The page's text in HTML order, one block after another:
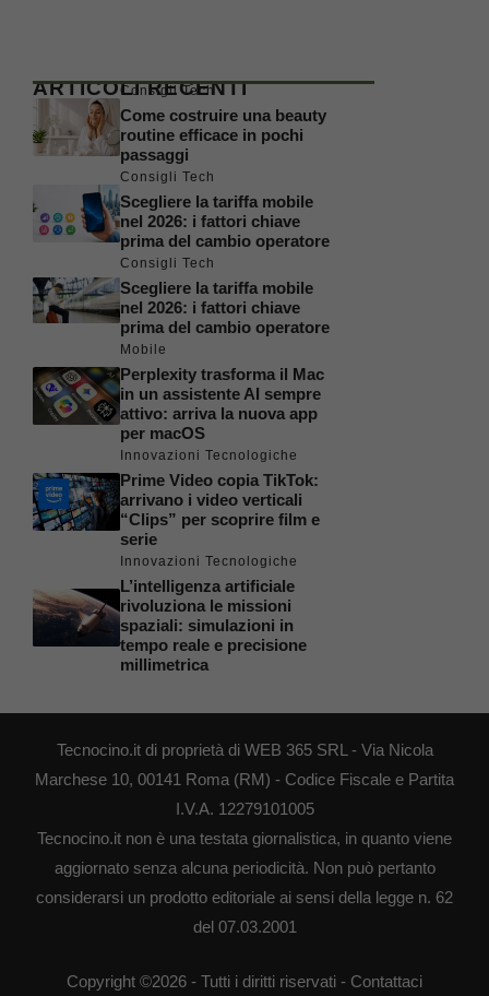
ARTICOLI RECENTI
Consigli Tech
Come costruire una beauty
routine efficace in pochi
passaggi
Consigli Tech
Scegliere la tariffa mobile
nel 2026: i fattori chiave
prima del cambio operatore
Consigli Tech
Scegliere la tariffa mobile
nel 2026: i fattori chiave
prima del cambio operatore
Mobile
Perplexity trasforma il Mac
in un assistente AI sempre
attivo: arriva la nuova app
per macOS
Innovazioni Tecnologiche
Prime Video copia TikTok:
arrivano i video verticali
“Clips” per scoprire film e
serie
Innovazioni Tecnologiche
L’intelligenza artificiale
rivoluziona le missioni
spaziali: simulazioni in
tempo reale e precisione
millimetrica
Tecnocino.it di proprietà di WEB 365 SRL - Via Nicola
Marchese 10, 00141 Roma (RM) - Codice Fiscale e Partita
I.V.A. 12279101005
Tecnocino.it non è una testata giornalistica, in quanto viene
aggiornato senza alcuna periodicità. Non può pertanto
considerarsi un prodotto editoriale ai sensi della legge n. 62
del 07.03.2001
Copyright ©2026 - Tutti i diritti riservati - Contattaci